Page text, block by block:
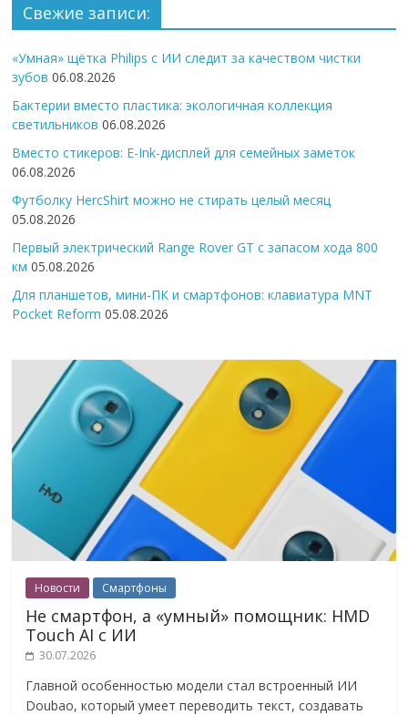
Свежие записи:
«Умная» щётка Philips с ИИ следит за качеством чистки
зубов 06.08.2026
Бактерии вместо пластика: экологичная коллекция
светильников 06.08.2026
Вместо стикеров: E-Ink-дисплей для семейных заметок
06.08.2026
Футболку HercShirt можно не стирать целый месяц
05.08.2026
Первый электрический Range Rover GT с запасом хода 800
км 05.08.2026
Для планшетов, мини-ПК и смартфонов: клавиатура MNT
Pocket Reform 05.08.2026
Новости Смартфоны
Не смартфон, а «умный» помощник: HMD
Touch AI с ИИ
30.07.2026
Главной особенностью модели стал встроенный ИИ
Doubao, который умеет переводить текст, создавать